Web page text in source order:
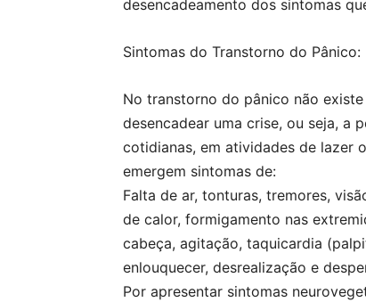
desencadeamento dos sintomas
Sintomas do Transtorno do Pânico:
No transtorno do pânico não
desencadear uma crise, ou seja, a
cotidianas, em atividades de lazer
emergem sintomas de:
Falta de ar, tonturas, tremores,
de calor, formigamento nas
cabeça, agitação, taquicardia
enlouquecer, desrealização e
Por apresentar sintomas